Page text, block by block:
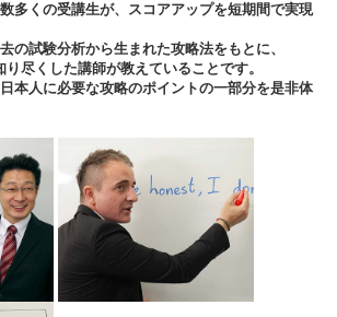
多くの受講生が、スコアアップを短期間で実現
の試験分析から生まれた攻略法をもとに、
尽くした講師が教えていることです。
本人に必要な攻略のポイントの一部分を是非体